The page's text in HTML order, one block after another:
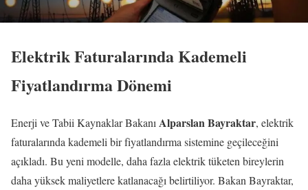
Elektrik Faturalarında Kademeli
Fiyatlandırma Dönemi
Enerji ve Tabii Kaynaklar Bakanı Alparslan Bayraktar, elektrik
faturalarında kademeli bir fiyatlandırma sistemine geçileceğini
açıkladı. Bu yeni modelle, daha fazla elektrik tüketen bireylerin
daha yüksek maliyetlere katlanacağı belirtiliyor. Bakan Bayraktar,